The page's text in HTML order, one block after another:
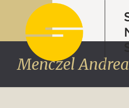
Menczel Andrea